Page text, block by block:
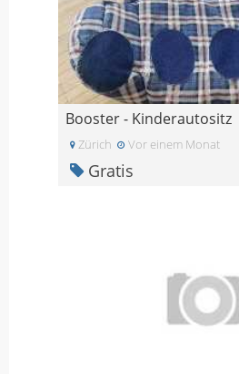
Booster - Kinderautositz
Zürich Vor einem Monat
Gratis